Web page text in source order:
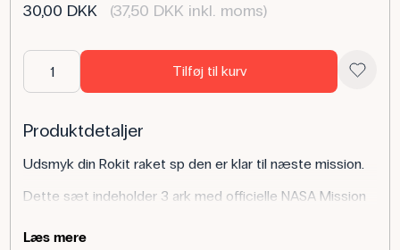
30,00 DKK (37,50 DKK inkl. moms)
Tilføj til kurv
Produktdetaljer
Udsmyk din Rokit raket sp den er klar til næste mission.
Dette sæt indeholder 3 ark med officielle NASA Mission
Core Mission Patch
Læs mere